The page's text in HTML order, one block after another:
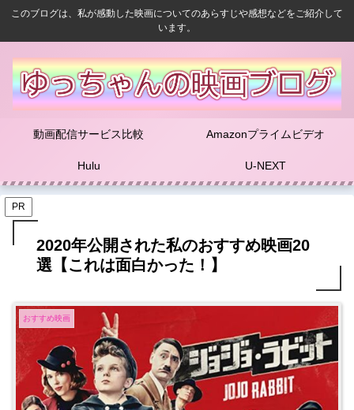
このブログは、私が感動した映画についてのあらすじや感想などをご紹介して
います。
動画配信サービス比較 Amazonプライムビデオ
Hulu U-NEXT
PR
2020年公開された私のおすすめ映画20
選【これは面白かった！】
おすすめ映画